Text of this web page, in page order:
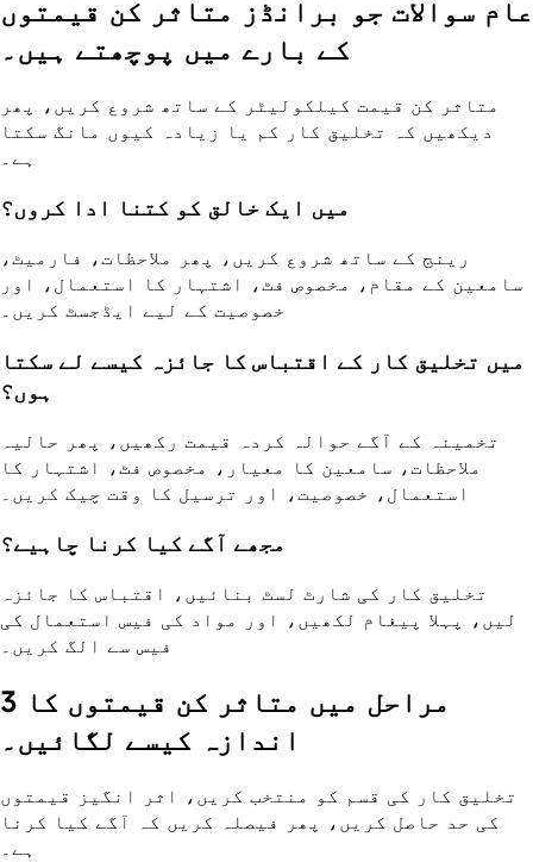
عام سوالات جو برانڈز متاثر کن قیمتوں
کے بارے میں پوچھتے ہیں۔
متاثر کن قیمت کیلکولیٹر کے ساتھ شروع کریں، پھر
دیکھیں کہ تخلیق کار کم یا زیادہ کیوں مانگ سکتا
ہے۔
میں ایک خالق کو کتنا ادا کروں؟
رینج کے ساتھ شروع کریں، پھر ملاحظات، فارمیٹ،
سامعین کے مقام، مخصوص فٹ، اشتہار کا استعمال، اور
خصوصیت کے لیے ایڈجسٹ کریں۔
میں تخلیق کار کے اقتباس کا جائزہ کیسے لے سکتا
ہوں؟
تخمینہ کے آگے حوالہ کردہ قیمت رکھیں، پھر حالیہ
ملاحظات، سامعین کا معیار، مخصوص فٹ، اشتہار کا
استعمال، خصوصیت، اور ترسیل کا وقت چیک کریں۔
مجھے آگے کیا کرنا چاہیے؟
تخلیق کار کی شارٹ لسٹ بنائیں، اقتباس کا جائزہ
لیں، پہلا پیغام لکھیں، اور مواد کی فیس استعمال کی
فیس سے الگ کریں۔
3 مراحل میں متاثر کن قیمتوں کا
اندازہ کیسے لگائیں۔
تخلیق کار کی قسم کو منتخب کریں، اثر انگیز قیمتوں
کی حد حاصل کریں، پھر فیصلہ کریں کہ آگے کیا کرنا
ہے۔